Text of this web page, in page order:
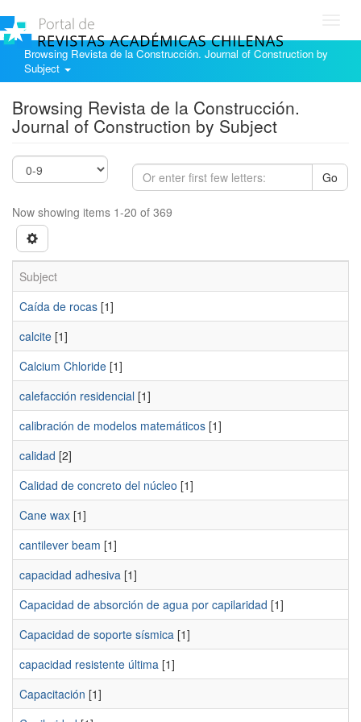
Browsing Revista de la Construcción. Journal of Construction by
Subject
Browsing Revista de la Construcción.
Journal of Construction by Subject
Go
Now showing items 1-20 of 369
Subject
Caída de rocas [1]
calcite [1]
Calcium Chloride [1]
calefacción residencial [1]
calibración de modelos matemáticos [1]
calidad [2]
Calidad de concreto del núcleo [1]
Cane wax [1]
cantilever beam [1]
capacidad adhesiva [1]
Capacidad de absorción de agua por capilaridad [1]
Capacidad de soporte sísmica [1]
capacidad resistente última [1]
Capacitación [1]